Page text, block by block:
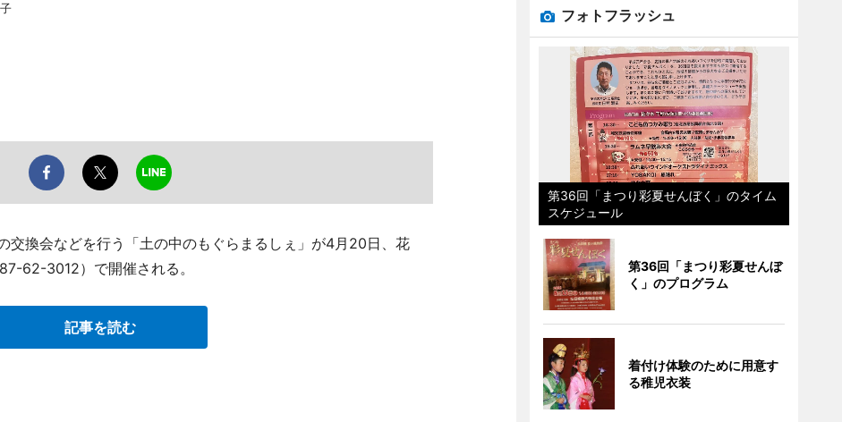
交換会などを行う「土の中のもぐらまるしぇ」が4月20日、花
62-3012）で開催される。
記事を読む
フォトフラッシュ
第36回「まつり彩夏せんぼく」のタイム
スケジュール
第36回「まつり彩夏せんぼ
く」のプログラム
着付け体験のために用意す
る稚児衣装